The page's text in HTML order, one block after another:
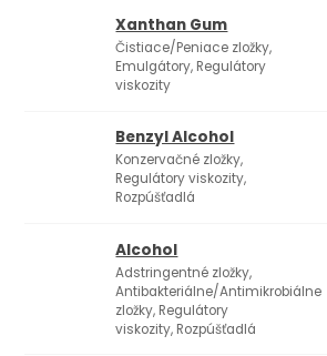
Xanthan Gum
Čistiace/Peniace zložky,
Emulgátory, Regulátory
viskozity
Benzyl Alcohol
Konzervačné zložky,
Regulátory viskozity,
Rozpúšťadlá
Alcohol
Adstringentné zložky,
Antibakteriálne/Antimikrobiálne
zložky, Regulátory
viskozity, Rozpúšťadlá